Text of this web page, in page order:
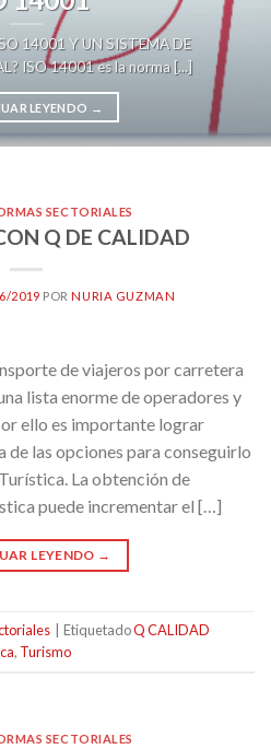
14001 Y UN SISTEMA DE
ISO 14001 es la norma [...]
LEYENDO →
SECTORIALES
Q DE CALIDAD
2019 PORNURIA GUZMAN
de viajeros por carretera
lista enorme de operadores y
ello es importante lograr
de las opciones para conseguirlo
La obtención de
puede incrementar el […]
LEYENDO →
EtiquetadoQ CALIDAD
, Turismo
SECTORIALES